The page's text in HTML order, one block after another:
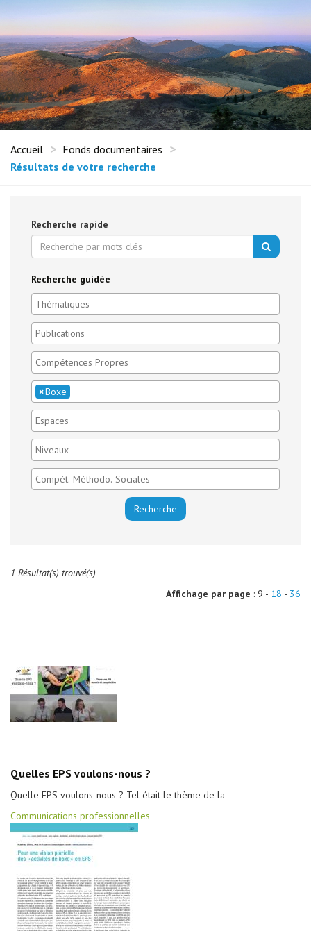
Accueil
Fonds documentaires
Résultats de votre recherche
Recherche rapide
Recherche guidée
×Boxe
1 Résultat(s) trouvé(s)
Affichage par page : 9 - 18 - 36
Quelles EPS voulons-nous ?
Quelle EPS voulons-nous ? Tel était le thème de la
Communications professionnelles